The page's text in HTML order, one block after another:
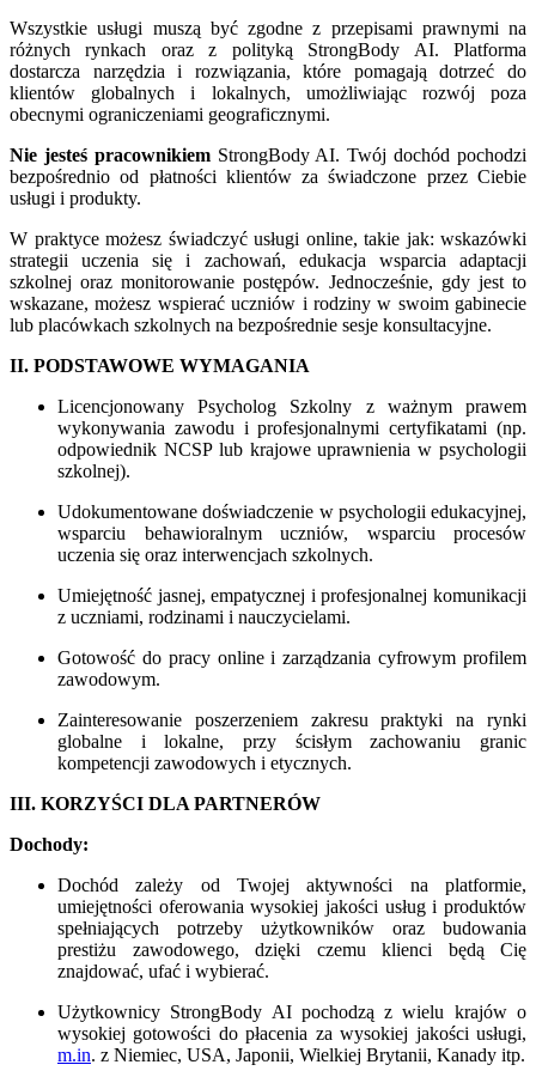
Wszystkie usługi muszą być zgodne z przepisami prawnymi na
różnych rynkach oraz z polityką StrongBody AI. Platforma
dostarcza narzędzia i rozwiązania, które pomagają dotrzeć do
klientów globalnych i lokalnych, umożliwiając rozwój poza
obecnymi ograniczeniami geograficznymi.
Nie jesteś pracownikiemStrongBody AI. Twój dochód pochodzi
bezpośrednio od płatności klientów za świadczone przez Ciebie
usługi i produkty.
W praktyce możesz świadczyć usługi online, takie jak: wskazówki
strategii uczenia się i zachowań, edukacja wsparcia adaptacji
szkolnej oraz monitorowanie postępów. Jednocześnie, gdy jest to
wskazane, możesz wspierać uczniów i rodziny w swoim gabinecie
lub placówkach szkolnych na bezpośrednie sesje konsultacyjne.
II. PODSTAWOWE WYMAGANIA
Licencjonowany Psycholog Szkolny z ważnym prawem
wykonywania zawodu i profesjonalnymi certyfikatami (np.
odpowiednik NCSP lub krajowe uprawnienia w psychologii
szkolnej).
Udokumentowane doświadczenie w psychologii edukacyjnej,
wsparciu behawioralnym uczniów, wsparciu procesów
uczenia się oraz interwencjach szkolnych.
Umiejętność jasnej, empatycznej i profesjonalnej komunikacji
z uczniami, rodzinami i nauczycielami.
Gotowość do pracy online i zarządzania cyfrowym profilem
zawodowym.
Zainteresowanie poszerzeniem zakresu praktyki na rynki
globalne i lokalne, przy ścisłym zachowaniu granic
kompetencji zawodowych i etycznych.
III. KORZYŚCI DLA PARTNERÓW
Dochody:
Dochód zależy od Twojej aktywności na platformie,
umiejętności oferowania wysokiej jakości usług i produktów
spełniających potrzeby użytkowników oraz budowania
prestiżu zawodowego, dzięki czemu klienci będą Cię
znajdować, ufać i wybierać.
Użytkownicy StrongBody AI pochodzą z wielu krajów o
wysokiej gotowości do płacenia za wysokiej jakości usługi,
m.in. z Niemiec, USA, Japonii, Wielkiej Brytanii, Kanady itp.